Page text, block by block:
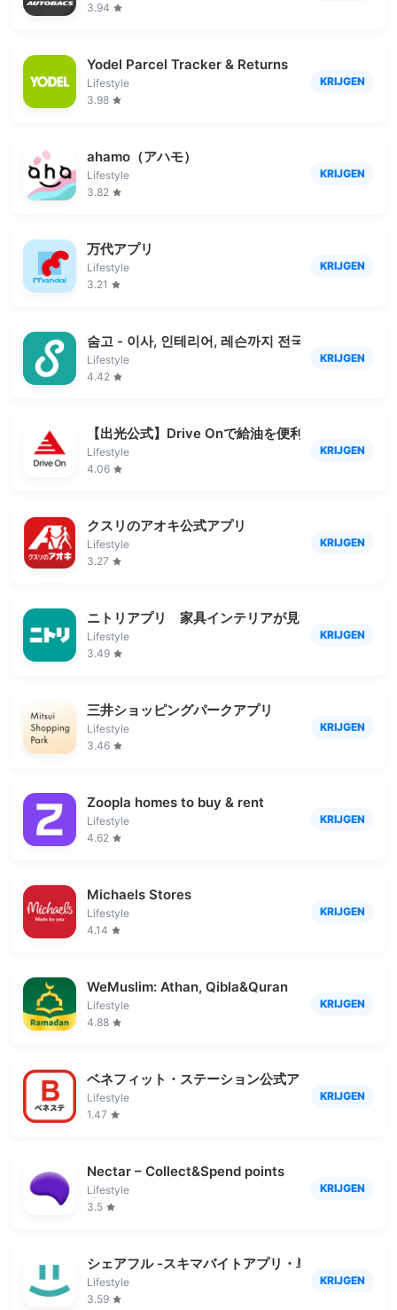
3.94
Yodel Parcel Tracker & Returns
Lifestyle
3.98
KRIJGEN
ahamo（アハモ）
Lifestyle
3.82
KRIJGEN
万代アプリ
Lifestyle
3.21
KRIJGEN
숨고 - 이사, 인테리어, 레슨까지 전국민 생활솔루션
Lifestyle
4.42
KRIJGEN
【出光公式】Drive Onで給油を便利にお得に！
Lifestyle
4.06
KRIJGEN
クスリのアオキ公式アプリ
Lifestyle
3.27
KRIJGEN
ニトリアプリ 家具インテリアが見つかる！コーデ
Lifestyle
3.49
KRIJGEN
三井ショッピングパークアプリ
Lifestyle
3.46
KRIJGEN
Zoopla homes to buy & rent
Lifestyle
4.62
KRIJGEN
Michaels Stores
Lifestyle
4.14
KRIJGEN
WeMuslim: Athan, Qibla&Quran
Lifestyle
4.88
KRIJGEN
ベネフィット・ステーション公式アプリ
Lifestyle
1.47
KRIJGEN
Nectar – Collect&Spend points
Lifestyle
3.5
KRIJGEN
シェアフル -スキマバイトアプリ・単発日払い求人
Lifestyle
3.59
KRIJGEN